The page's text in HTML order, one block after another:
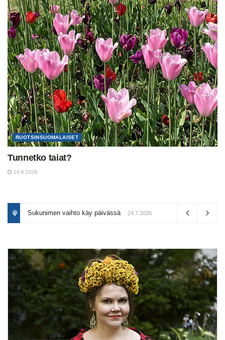
RUOTSINSUOMALAISET
Tunnetko taiat?
16.6.2026
Sukunimen vaihto käy päivässä 24.7.2026
Rovaniemi kiinnostaa asuntosijoittajia 24.6.2026